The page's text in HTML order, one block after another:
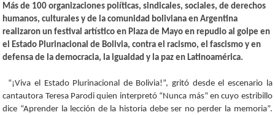
Más de 100 organizaciones políticas, sindicales, sociales, de derechos
humanos, culturales y de la comunidad boliviana en Argentina
realizaron un festival artístico en Plaza de Mayo en repudio al golpe en
el Estado Plurinacional de Bolivia, contra el racismo, el fascismo y en
defensa de la democracia, la igualdad y la paz en Latinoamérica.
“¡Viva el Estado Plurinacional de Bolivia!”, gritó desde el escenario la
cantautora Teresa Parodi quien interpretó “Nunca más” en cuyo estribillo
dice “Aprender la lección de la historia debe ser no perder la memoria”.